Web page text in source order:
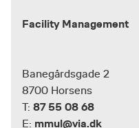
Facility Management
Banegårdsgade 2
8700 Horsens
T: 87 55 08 68
E: mmul@via.dk